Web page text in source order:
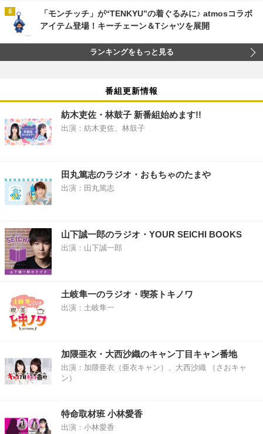
「モンチッチ」が“TENKYU”の着ぐるみに♪ atmosコラボ
アイテム登場！キーチェーン＆Tシャツを展開
ランキングをもっと見る
番組更新情報
紡木吏佐・林鼓子 新番組始めます!!
出演：紡木吏佐、林鼓子
田丸篤志のラジオ・おもちゃのたまや
出演：田丸篤志
山下誠一郎のラジオ・YOUR SEICHI BOOKS
出演：山下誠一郎
土岐隼一のラジオ・喫茶トキノワ
出演：土岐隼一
加隈亜衣・大西沙織のキャン丁目キャン番地
出演：加隈亜衣（亜衣キャン）、大西沙織 （さおキャ
ン）
特命取材班 小林愛香
出演：小林愛香